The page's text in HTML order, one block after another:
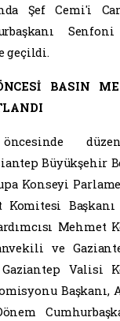
Şef Cemi'i
Senfoni
geçildi.
BASIN
Büyükşehir
Konseyi
Mehmet
ve
Valisi
Başkanı,